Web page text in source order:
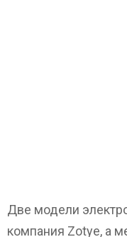
Две модели
компания Zotye, а